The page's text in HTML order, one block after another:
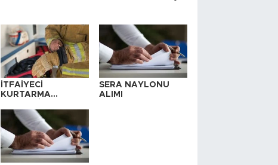
İTFAİYECİ
KURTARMA
ALINACAKTIR
SERA NAYLONU
ALIMI